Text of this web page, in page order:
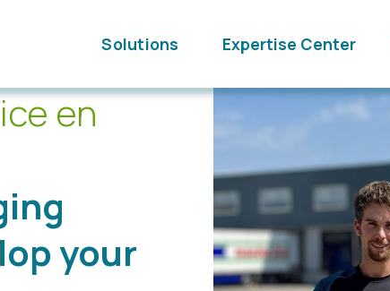
Solutions Expertise Center
en
your